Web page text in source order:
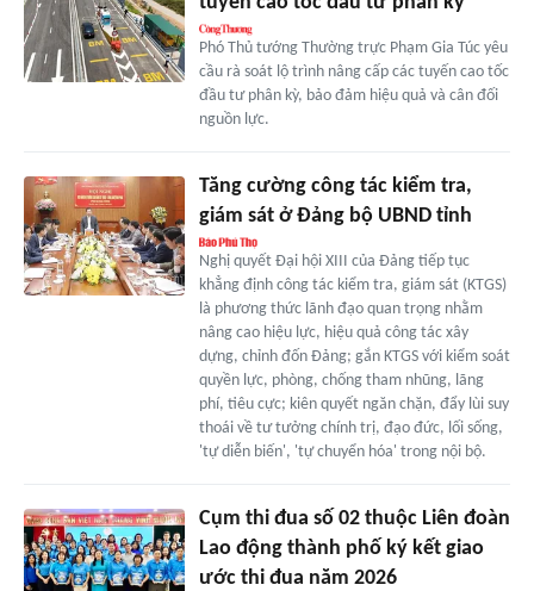
Phó Thủ tướng Thường trực Phạm Gia Túc yêu
cầu rà soát lộ trình nâng cấp các tuyến cao tốc
đầu tư phân kỳ, bảo đảm hiệu quả và cân đối
nguồn lực.
Tăng cường công tác kiểm tra,
giám sát ở Đảng bộ UBND tỉnh
Nghị quyết Đại hội XIII của Đảng tiếp tục
khẳng định công tác kiểm tra, giám sát (KTGS)
là phương thức lãnh đạo quan trọng nhằm
nâng cao hiệu lực, hiệu quả công tác xây
dựng, chỉnh đốn Đảng; gắn KTGS với kiểm soát
quyền lực, phòng, chống tham nhũng, lãng
phí, tiêu cực; kiên quyết ngăn chặn, đẩy lùi suy
thoái về tư tưởng chính trị, đạo đức, lối sống,
'tự diễn biến', 'tự chuyển hóa' trong nội bộ.
Cụm thi đua số 02 thuộc Liên đoàn
Lao động thành phố ký kết giao
ước thi đua năm 2026